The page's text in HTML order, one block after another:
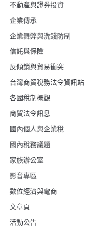
不動產與證券投資
企業傳承
企業舞弊與洗錢防制
信託與保險
反傾銷與貿易衝突
台灣商貿稅務法令資訊站
各國稅制概觀
商貿法令訊息
國內個人與企業稅
國內稅務議題
家族辦公室
影音專區
數位經濟與電商
文章頁
活動公告